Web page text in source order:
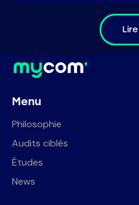
Menu
Philosophie
Audits ciblés
Études
News